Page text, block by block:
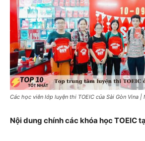
Các học viên lớp luyện thi TOEIC của Sài Gòn Vina |
Nội dung chính các khóa học TOEIC